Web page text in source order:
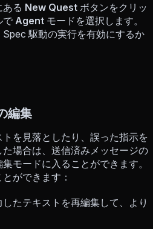
る New Quest ボタンをクリッ
で Agent モードを選択します。
駆動の実行を有効にするか
編集
を見落としたり、誤った指示を
場合は、送信済みメッセージの
モードに入ることができます。
ができます：
したテキストを再編集して、より